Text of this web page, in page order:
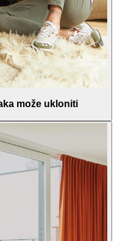
može ukloniti